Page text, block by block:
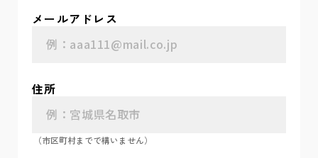
（市区町村までで構いません）